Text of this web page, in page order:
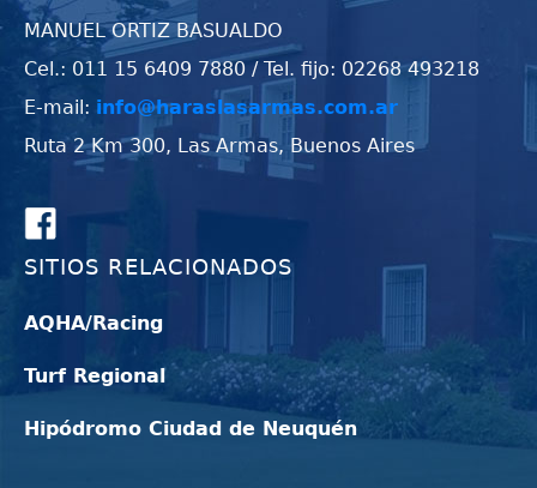
MANUEL ORTIZ BASUALDO
Cel.: 011 15 6409 7880 / Tel. fijo: 02268 493218
E-mail: info@haraslasarmas.com.ar
Ruta 2 Km 300, Las Armas, Buenos Aires
SITIOS RELACIONADOS
AQHA/Racing
Turf Regional
Hipódromo Ciudad de Neuquén